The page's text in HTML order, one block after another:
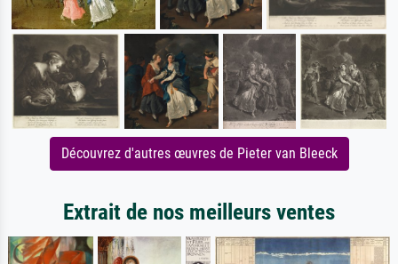
Découvrez d'autres œuvres de Pieter van Bleeck
Extrait de nos meilleurs ventes